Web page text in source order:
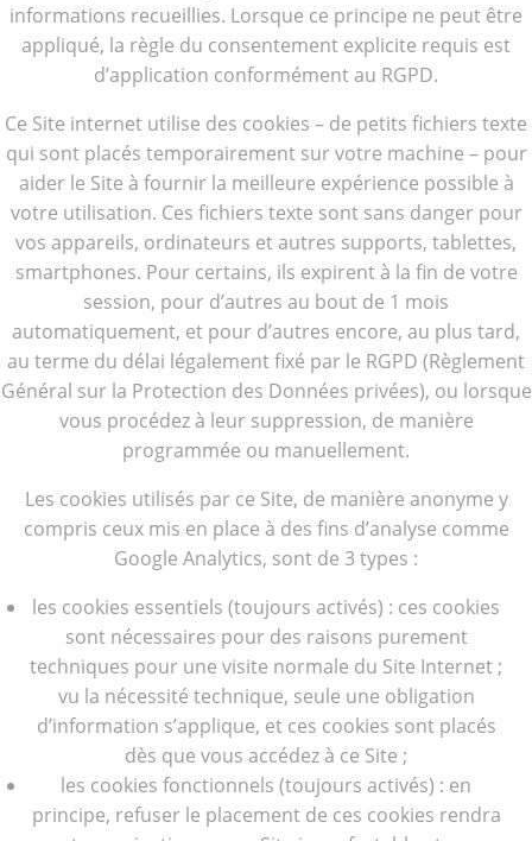
informations recueillies. Lorsque ce principe ne peut être
appliqué, la règle du consentement explicite requis est
d’application conformément au RGPD.
Ce Site internet utilise des cookies – de petits fichiers texte
qui sont placés temporairement sur votre machine – pour
aider le Site à fournir la meilleure expérience possible à
votre utilisation. Ces fichiers texte sont sans danger pour
vos appareils, ordinateurs et autres supports, tablettes,
smartphones. Pour certains, ils expirent à la fin de votre
session, pour d’autres au bout de 1 mois
automatiquement, et pour d’autres encore, au plus tard,
au terme du délai légalement fixé par le RGPD (Règlement
Général sur la Protection des Données privées), ou lorsque
vous procédez à leur suppression, de manière
programmée ou manuellement.
Les cookies utilisés par ce Site, de manière anonyme y
compris ceux mis en place à des fins d’analyse comme
Google Analytics, sont de 3 types :
les cookies essentiels (toujours activés) : ces cookies
sont nécessaires pour des raisons purement
techniques pour une visite normale du Site Internet ;
vu la nécessité technique, seule une obligation
d’information s’applique, et ces cookies sont placés
dès que vous accédez à ce Site ;
les cookies fonctionnels (toujours activés) : en
principe, refuser le placement de ces cookies rendra